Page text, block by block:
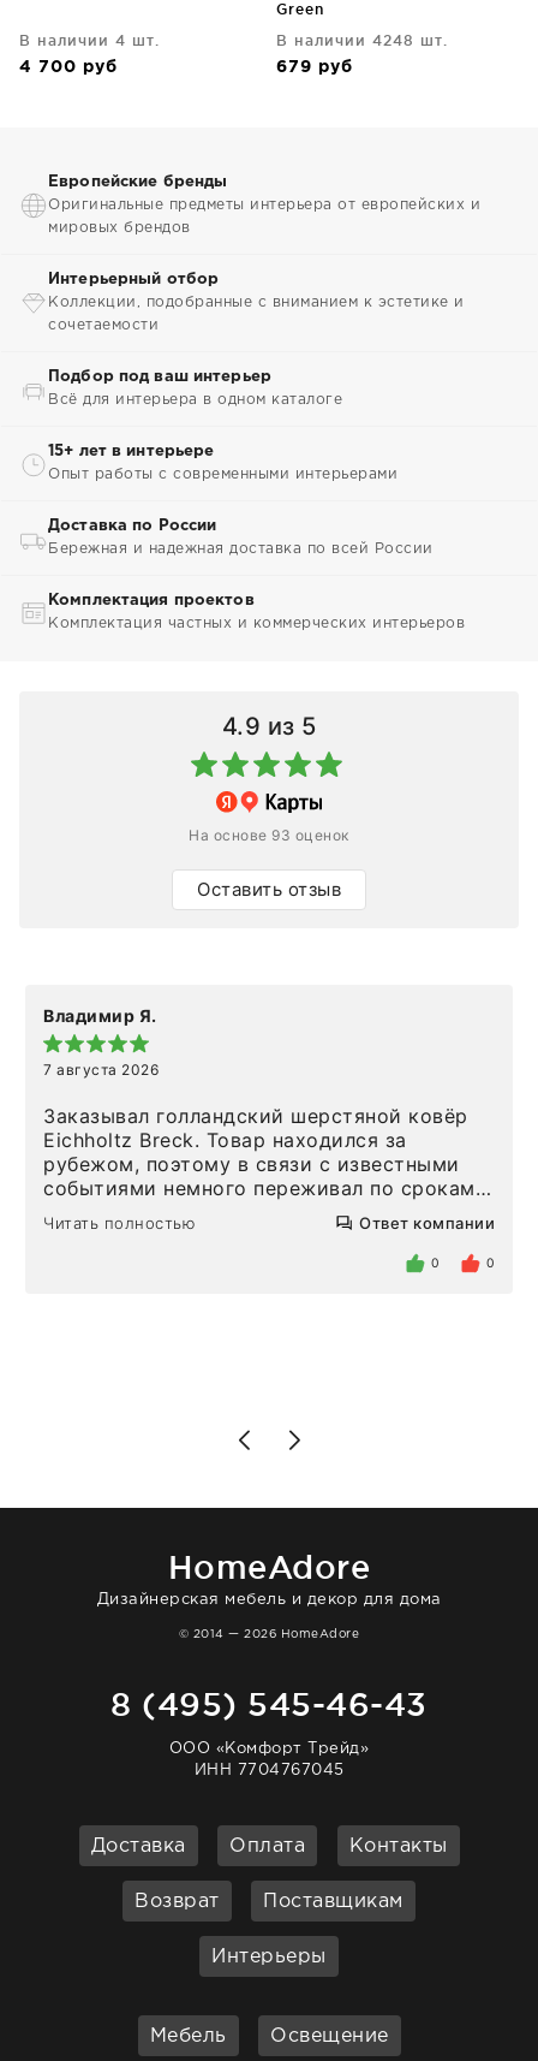
В наличии 4 шт.
4 700 руб
Green
В наличии 4248 шт.
679 руб
Европейские бренды
Оригинальные предметы интерьера от европейских и
мировых брендов
Интерьерный отбор
Коллекции, подобранные с вниманием к эстетике и
сочетаемости
Подбор под ваш интерьер
Всё для интерьера в одном каталоге
15+ лет в интерьере
Опыт работы с современными интерьерами
Доставка по России
Бережная и надежная доставка по всей России
Комплектация проектов
Комплектация частных и коммерческих интерьеров
4.9 из 5
На основе 93 оценок
Оставить отзыв
Владимир Я.
7 августа 2026
Заказывал голландский шерстяной ковёр
Eichholtz Breck. Товар находился за
рубежом, поэтому в связи с известными
событиями немного переживал по срокам.
Но homeadore привезли ровно в
определенное в договоре время, без
то качество выше всяких похвал. Выглядит
Читать полностью Ответ компании
0 0
HomeAdore
Дизайнерская мебель и декор для дома
© 2014 — 2026 HomeAdore
8 (495) 545-46-43
ООО «Комфорт Трейд»
ИНН 7704767045
Доставка Оплата Контакты
Возврат Поставщикам
Интерьеры
Мебель Освещение